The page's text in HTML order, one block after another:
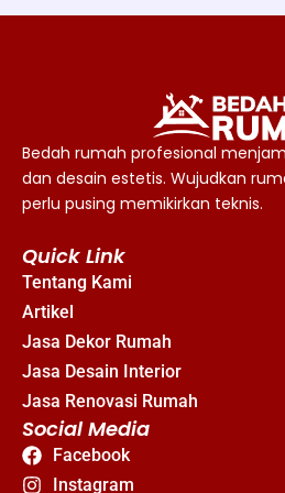
Bedah rumah profesional
dan desain estetis. Wujudkan
perlu pusing memikirkan teknis.
Quick Link
Tentang Kami
Artikel
Jasa Dekor Rumah
Jasa Desain Interior
Jasa Renovasi Rumah
Social Media
Facebook
Instagram